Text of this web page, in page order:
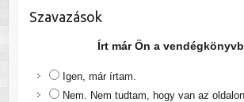
Szavazások
Írt már Ön a
Igen, már írtam.
Nem. Nem tudtam, hogy van az oldalon.